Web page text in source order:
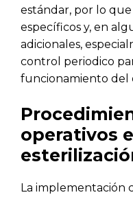
estándar, por lo
específicos y, en
adicionales,
control periodico
funcionamiento del
operativos
La implementación